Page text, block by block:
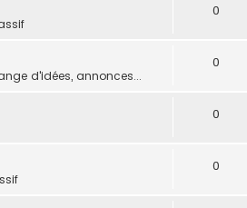
0
d'idées, annonces...
0
0
0